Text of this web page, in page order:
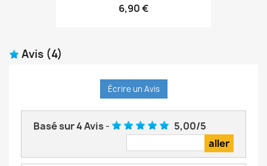
6,90 €
Avis (4)
Écrire un Avis
Basé sur4Avis- 5,00/5